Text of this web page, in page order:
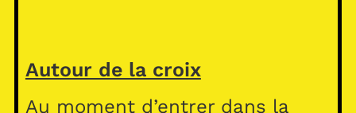
Autour de la croix
Au moment d’entrer dans la